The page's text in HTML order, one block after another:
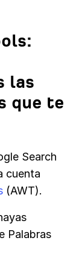
las
que te
Search
cuenta
(AWT).
Palabras